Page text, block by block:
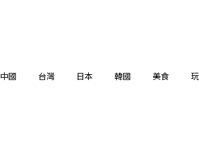
中國 台灣 日本 韓國 美食